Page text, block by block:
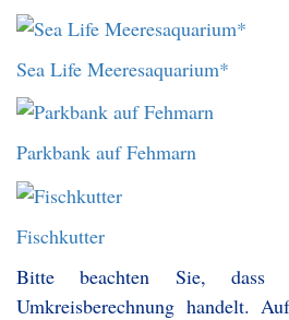
Sea Life Meeresaquarium*
Parkbank auf Fehmarn
Fischkutter
Bitte beachten Sie,
Umkreisberechnung handelt.